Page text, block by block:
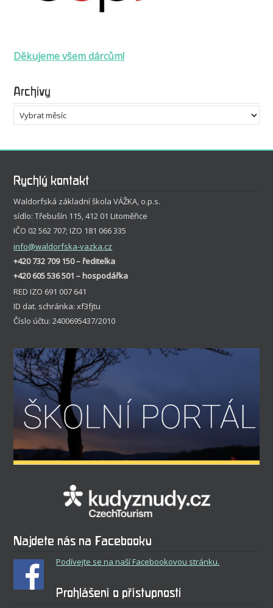
Děkujeme všem dárcům!
Archivy
Archivy
Rychlý kontakt
Waldorfská základní škola VÁŽKA, o.p.s.
sídlo: Třebušín 115, 412 01 Litoměřice
IČO 02 562 707; IZO 181 066 335
info@waldorfska-vazka.cz
+420 732 709 150 – ředitelka
+420 605 536 501 – hospodářka
RED IZO 691 007 641
ID dat. schránka: xf3fjtu
Číslo účtu: 2400695437/2010
Najdete nás na Facebooku
Podívejte se na naší Facebookovou stránku.
Prohlášení o přístupnosti